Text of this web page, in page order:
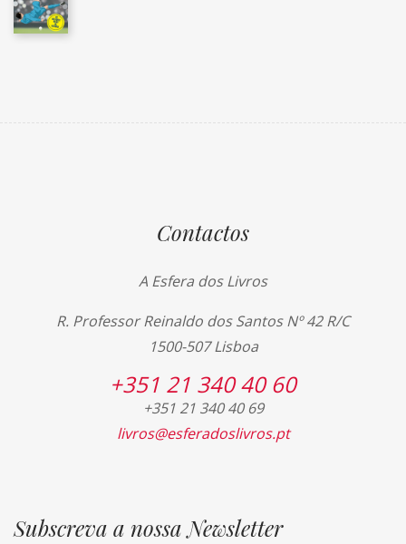
Contactos
A Esfera dos Livros
R. Professor Reinaldo dos Santos Nº 42 R/C
1500-507 Lisboa
+351 21 340 40 60
+351 21 340 40 69
livros@esferadoslivros.pt
Subscreva a nossa Newsletter